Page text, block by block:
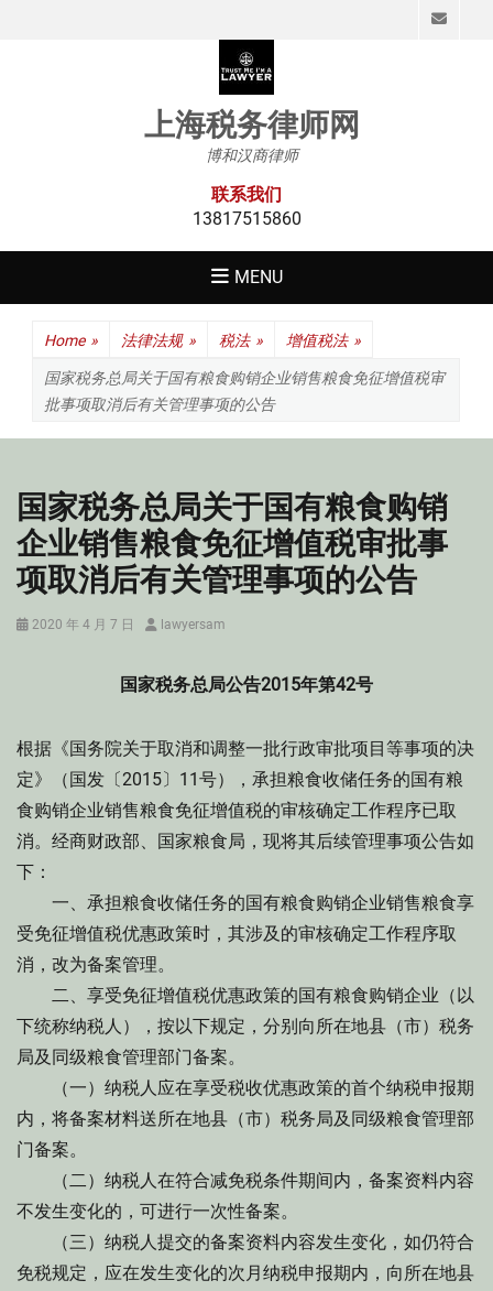
上海税务律师网
博和汉商律师
联系我们
13817515860
MENU
Home » 法律法规 » 税法 » 增值税法 »
国家税务总局关于国有粮食购销企业销售粮食免征增值税审
批事项取消后有关管理事项的公告
国家税务总局关于国有粮食购销
企业销售粮食免征增值税审批事
项取消后有关管理事项的公告
Posted
2020 年 4 月 7 日 Authorlawyersam
国家税务总局公告2015年第42号
根据《国务院关于取消和调整一批行政审批项目等事项的决
定》（国发〔2015〕11号），承担粮食收储任务的国有粮
食购销企业销售粮食免征增值税的审核确定工作程序已取
消。经商财政部、国家粮食局，现将其后续管理事项公告如
下：
一、承担粮食收储任务的国有粮食购销企业销售粮食享
受免征增值税优惠政策时，其涉及的审核确定工作程序取
消，改为备案管理。
二、享受免征增值税优惠政策的国有粮食购销企业（以
下统称纳税人），按以下规定，分别向所在地县（市）税务
局及同级粮食管理部门备案。
（一）纳税人应在享受税收优惠政策的首个纳税申报期
内，将备案材料送所在地县（市）税务局及同级粮食管理部
门备案。
（二）纳税人在符合减免税条件期间内，备案资料内容
不发生变化的，可进行一次性备案。
（三）纳税人提交的备案资料内容发生变化，如仍符合
免税规定，应在发生变化的次月纳税申报期内，向所在地县